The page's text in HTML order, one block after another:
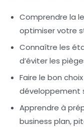
Comprendre la
optimiser votre
Connaître les
d’éviter les
Faire le bon
développement
Apprendre à
business plan,